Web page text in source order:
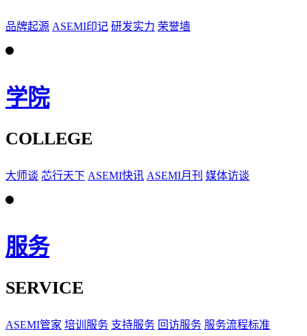
品牌起源 ASEMI印记 研发实力 荣誉墙
学院
COLLEGE
大师谈 芯行天下 ASEMI快讯 ASEMI月刊 媒体访谈
服务
SERVICE
ASEMI管家 培训服务 支持服务 回访服务 服务流程标准